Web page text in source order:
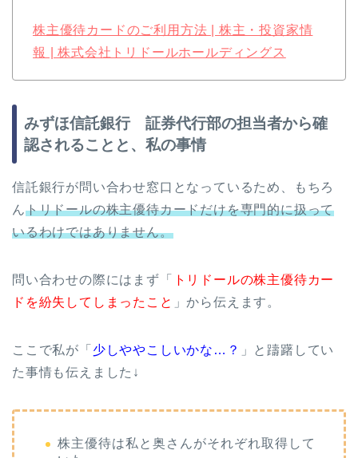
株主優待カードのご利用方法 | 株主・投資家情
報 | 株式会社トリドールホールディングス
みずほ信託銀行 証券代行部の担当者から確
認されることと、私の事情
信託銀行が問い合わせ窓口となっているため、もちろ
んトリドールの株主優待カードだけを専門的に扱って
いるわけではありません。
問い合わせの際にはまず「
トリドールの株主優待カー
ドを紛失してしまったこと 」から伝えます。
ここで私が「 少しややこしいかな…？
」と躊躇してい
た事情も伝えました↓
株主優待は私と奥さんがそれぞれ取得して